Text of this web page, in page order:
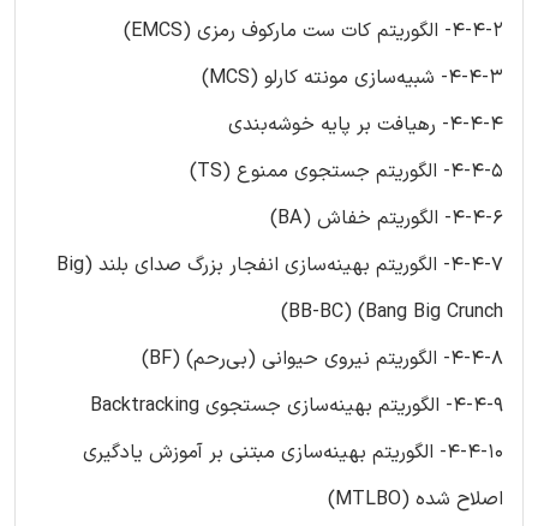
4-4-2- الگوریتم کات ست مارکوف رمزی (EMCS)
4-4-3- شبیه‌سازی مونته کارلو (MCS)
4-4-4- رهیافت بر پایه خوشه‌بندی
4-4-5- الگوریتم جستجوی ممنوع (TS)
4-4-6- الگوریتم خفاش (BA)
4-4-7- الگوریتم بهینه‌سازی انفجار بزرگ صدای بلند (Big
Bang Big Crunch) (BB-BC)
4-4-8- الگوریتم نیروی حیوانی (بی‌رحم) (BF)
4-4-9- الگوریتم بهینه‌سازی جستجوی Backtracking
4-4-10- الگوریتم بهینه‎‌سازی مبتنی بر آموزش یادگیری
اصلاح شده (MTLBO)